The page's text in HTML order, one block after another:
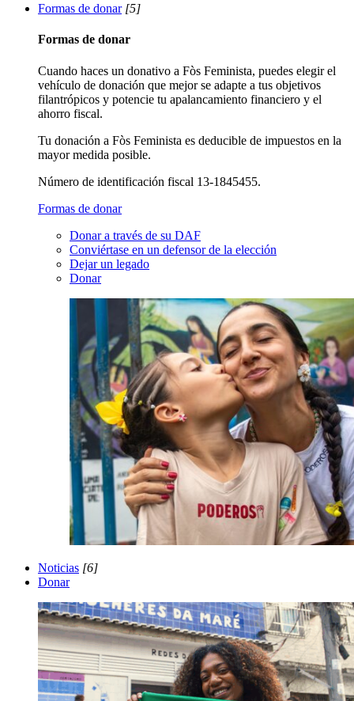
Formas de donar[5]
Formas de donar
Cuando haces un donativo a Fòs Feminista, puedes elegir el
vehículo de donación que mejor se adapte a tus objetivos
filantrópicos y potencie tu apalancamiento financiero y el
ahorro fiscal.
Tu donación a Fòs Feminista es deducible de impuestos en la
mayor medida posible.
Número de identificación fiscal 13-1845455.
Formas de donar
Donar a través de su DAF
Conviértase en un defensor de la elección
Dejar un legado
Donar
Noticias [6]
Donar